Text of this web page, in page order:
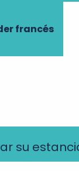
francés
su
para las
de